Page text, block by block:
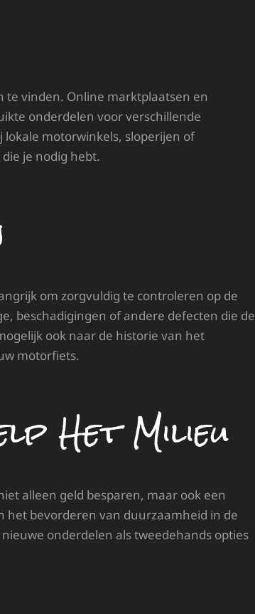
te vinden. Online marktplaatsen en
onderdelen voor verschillende
motorwinkels, sloperijen of
je nodig hebt.
om zorgvuldig te controleren op de
beschadigingen of andere defecten die de
ook naar de historie van het
motorfiets.
Het Milieu
alleen geld besparen, maar ook een
het bevorderen van duurzaamheid in de
onderdelen als tweedehands opties